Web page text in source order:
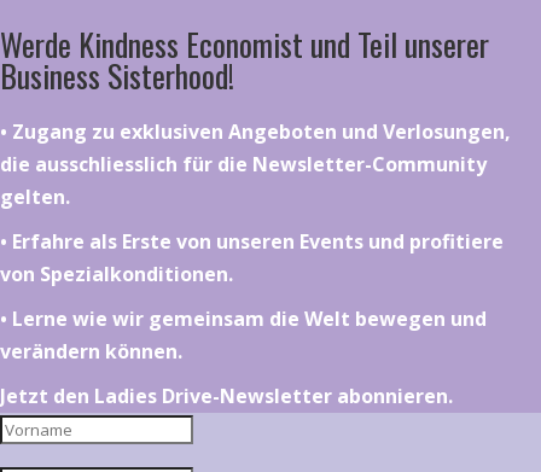
Werde Kindness Economist und Teil unserer
Business Sisterhood!
•⁠ ⁠⁠Zugang zu exklusiven Angeboten und Verlosungen,
die ausschliesslich für die Newsletter-Community
gelten.
•⁠ ⁠⁠Erfahre als Erste von unseren Events und profitiere
von Spezialkonditionen.
•⁠ ⁠⁠Lerne wie wir gemeinsam die Welt bewegen und
verändern können.
Jetzt den Ladies Drive-Newsletter abonnieren.